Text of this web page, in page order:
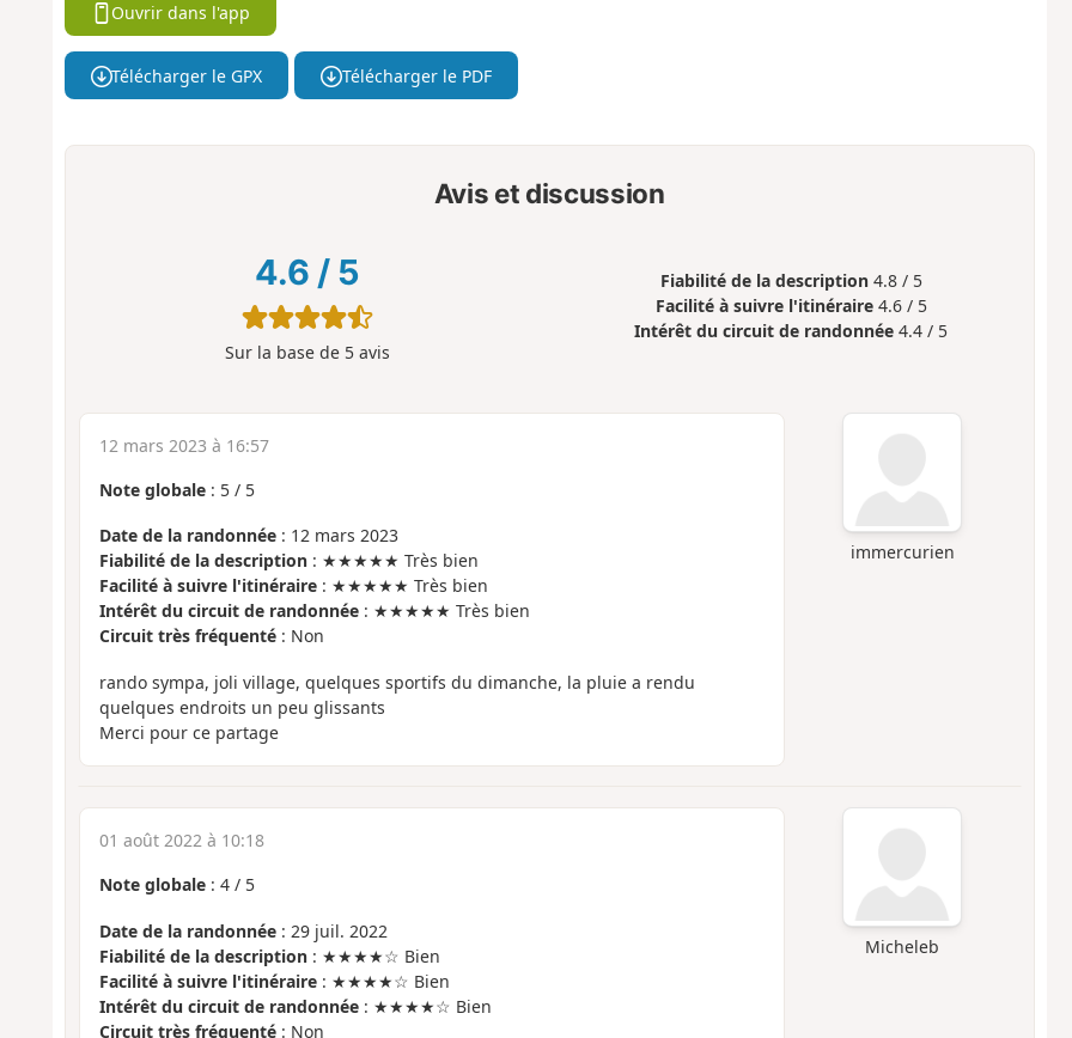
Ouvrir dans l'app
Télécharger le GPX Télécharger le PDF
Avis et discussion
4.6 / 5
Sur la base de 5avis
Fiabilité de la description 4.8 / 5
Facilité à suivre l'itinéraire 4.6 / 5
Intérêt du circuit de randonnée 4.4 / 5
immercurien
12 mars 2023 à 16:57
Note globale: 5/ 5
Date de la randonnée: 12 mars 2023
Fiabilité de la description: ★★★★★ Très bien
Facilité à suivre l'itinéraire: ★★★★★ Très bien
Intérêt du circuit de randonnée: ★★★★★ Très bien
Circuit très fréquenté: Non
rando sympa, joli village, quelques sportifs du dimanche, la pluie a rendu
quelques endroits un peu glissants
Merci pour ce partage
Micheleb
01 août 2022 à 10:18
Note globale: 4/ 5
Date de la randonnée: 29 juil. 2022
Fiabilité de la description: ★★★★☆ Bien
Facilité à suivre l'itinéraire: ★★★★☆ Bien
Intérêt du circuit de randonnée: ★★★★☆ Bien
Circuit très fréquenté: Non